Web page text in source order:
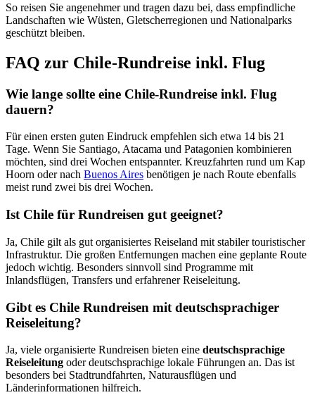
So reisen Sie angenehmer und tragen dazu bei, dass empfindliche
Landschaften wie Wüsten, Gletscherregionen und Nationalparks
geschützt bleiben.
FAQ zur Chile-Rundreise inkl. Flug
Wie lange sollte eine Chile-Rundreise inkl. Flug
dauern?
Für einen ersten guten Eindruck empfehlen sich etwa 14 bis 21
Tage. Wenn Sie Santiago, Atacama und Patagonien kombinieren
möchten, sind drei Wochen entspannter. Kreuzfahrten rund um Kap
Hoorn oder nach Buenos Aires benötigen je nach Route ebenfalls
meist rund zwei bis drei Wochen.
Ist Chile für Rundreisen gut geeignet?
Ja, Chile gilt als gut organisiertes Reiseland mit stabiler touristischer
Infrastruktur. Die großen Entfernungen machen eine geplante Route
jedoch wichtig. Besonders sinnvoll sind Programme mit
Inlandsflügen, Transfers und erfahrener Reiseleitung.
Gibt es Chile Rundreisen mit deutschsprachiger
Reiseleitung?
Ja, viele organisierte Rundreisen bieten eine deutschsprachige
Reiseleitung oder deutschsprachige lokale Führungen an. Das ist
besonders bei Stadtrundfahrten, Naturausflügen und
Länderinformationen hilfreich.